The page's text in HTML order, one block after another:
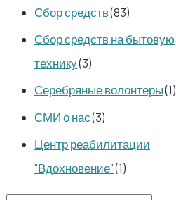
Сбор средств(83)
Сбор средств на бытовую
технику(3)
Серебряные волонтеры(1)
СМИ о нас(3)
Центр реабилитации
"Вдохновение"(1)